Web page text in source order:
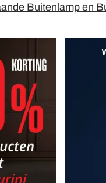
Buitenlamp en